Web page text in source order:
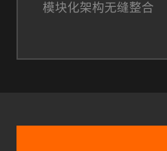
模块化架构无缝整合